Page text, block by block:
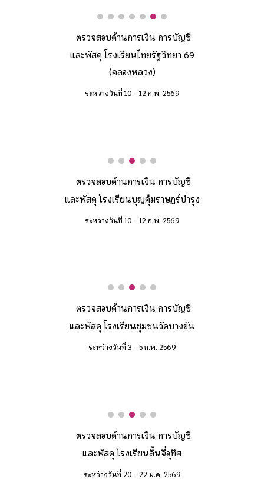
ตรวจสอบด้านการเงิน การบัญชี
และพัสดุ โรงเรียนไทยรัฐวิทยา 69
(คลองหลวง)
ระหว่างวันที่ 10 - 12 ก.พ. 2569
ตรวจสอบด้านการเงิน การบัญชี
และพัสดุ โรงเรียนบุญคุ้มราษฏร์บำรุง
ระหว่างวันที่ 10 - 12 ก.พ. 2569
ตรวจสอบด้านการเงิน การบัญชี
และพัสดุ โรงเรียนชุมชนวัดบางขัน
ระหว่างวันที่ 3 - 5 ก.พ. 2569
ตรวจสอบด้านการเงิน การบัญชี
และพัสดุ โรงเรียนลิ้นจี่อุทิศ
ระหว่างวันที่ 20 - 22 ม.ค. 2569